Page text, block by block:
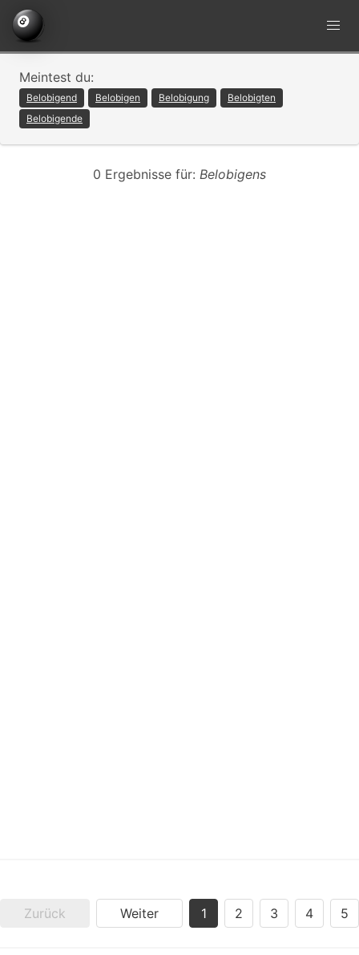
Meintest du:
Belobigend Belobigen Belobigung
Belobigten
Belobigende
0 Ergebnisse für: Belobigens
Zurück Weiter 1 2 3 4 5